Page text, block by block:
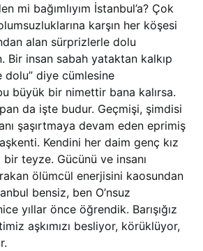
mi bağımlıyım İstanbul’a? Çok
karşın her köşesi
alan sürprizlerle dolu
Bir insan sabah yataktan kalkıp
dolu” diye cümlesine
büyük bir nimettir bana kalırsa.
da işte budur. Geçmişi, şimdisi
şaşırtmaya devam eden eprimiş
Kendini her daim genç kız
teyze. Gücünü ve insanı
ölümcül enerjisini kaosundan
bensiz, ben O’nsuz
yıllar önce öğrendik. Barışığız
aşkımızı besliyor, körüklüyor,